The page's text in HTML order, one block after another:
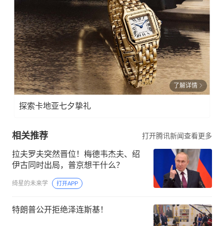
了解详情
探索卡地亚七夕挚礼
相关推荐 打开腾讯新闻查看更多
拉夫罗夫突然晋位！梅德韦杰夫、绍
伊古同时出局，普京想干什么？
绮星的未来学 打开APP
特朗普公开拒绝泽连斯基！